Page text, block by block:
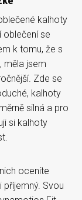
kalhoty
oblečení se
k tomu, že s
měla jsem
Zde se
kalhoty
silná a pro
si kalhoty
oceníte
Svou